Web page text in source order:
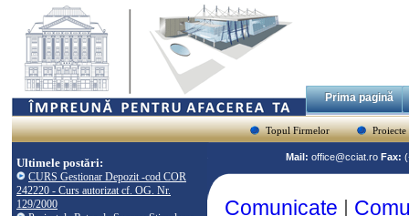
Prima pagină
Topul Firmelor Proiecte
Ultimele postări:
CURS Gestionar Depozit -cod COR
242220 - Curs autorizat cf. OG. Nr.
129/2000
Mail: office@cciat.ro Fax:
Comunicate |